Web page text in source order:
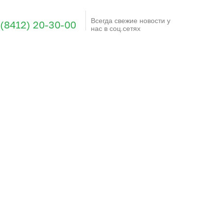
(8412) 20-30-00
Всегда свежие новости у
нас в соц.сетях